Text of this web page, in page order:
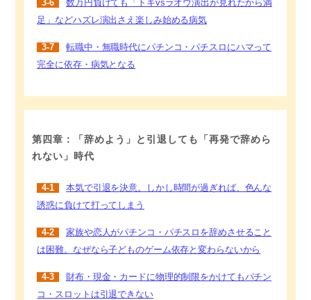
3-6
数万円負けても「トキvsラオウ演出が見れたから満
足」などハズレ演出さえ楽しみ始める病気
3-7
転職中・無職時代にパチンコ・パチスロにハマって
完全に依存・病気となる
第四章：「辞めよう」と引退しても「再発で辞めら
れない」時代
4-1
本気で引退を決意。しかし時間が過ぎれば、色んな
誘惑に負けて打ってしまう
4-2
家族や恋人がパチンコ・パチスロを辞めさせること
は困難。なぜなら子どものゲーム依存と変わらないから
4-3
財布・現金・カードに物理的制限をかけてもパチン
コ・スロットは引退できない